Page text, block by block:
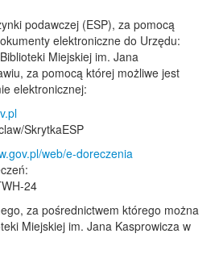
podawczej (ESP), za pomocą
elektroniczne do Urzędu:
Miejskiej im. Jana
za pomocą której możliwe jest
elektronicznej:
SkrytkaESP
web/e-doreczenia
24
za pośrednictwem którego można
Miejskiej im. Jana Kasprowicza w